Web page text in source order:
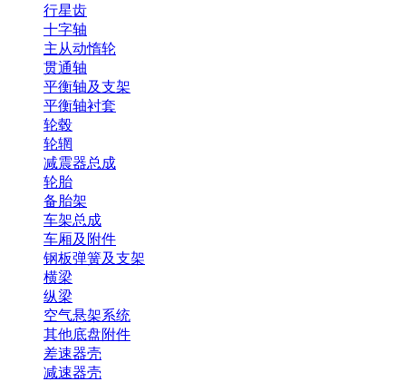
行星齿
十字轴
主从动惰轮
贯通轴
平衡轴及支架
平衡轴衬套
轮毂
轮辋
减震器总成
轮胎
备胎架
车架总成
车厢及附件
钢板弹簧及支架
横梁
纵梁
空气悬架系统
其他底盘附件
差速器壳
减速器壳